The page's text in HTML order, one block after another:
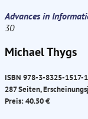
Advances in
30
Michael Thygs
ISBN 978-3-8325-1517-1
287 Seiten,
Preis: 40.50 €